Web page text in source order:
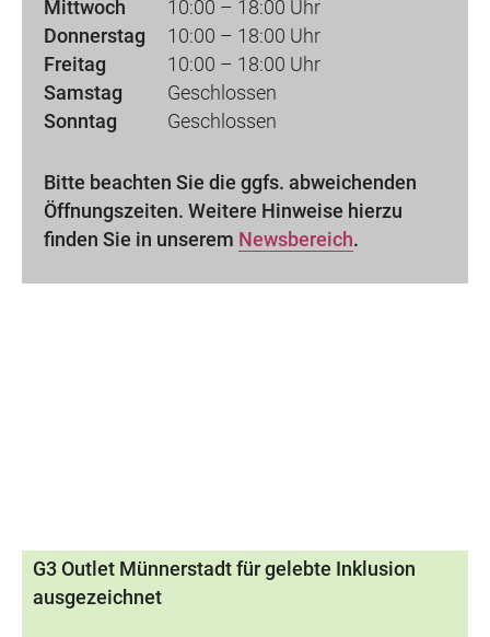
Mittwoch
10:00 – 18:00 Uhr
Donnerstag
10:00 – 18:00 Uhr
Freitag
10:00 – 18:00 Uhr
Samstag
Geschlossen
Sonntag
Geschlossen
Bitte beachten Sie die ggfs. abweichenden
Öffnungszeiten. Weitere Hinweise hierzu
finden Sie in unserem Newsbereich.
G3 Outlet Münnerstadt für gelebte Inklusion
ausgezeichnet